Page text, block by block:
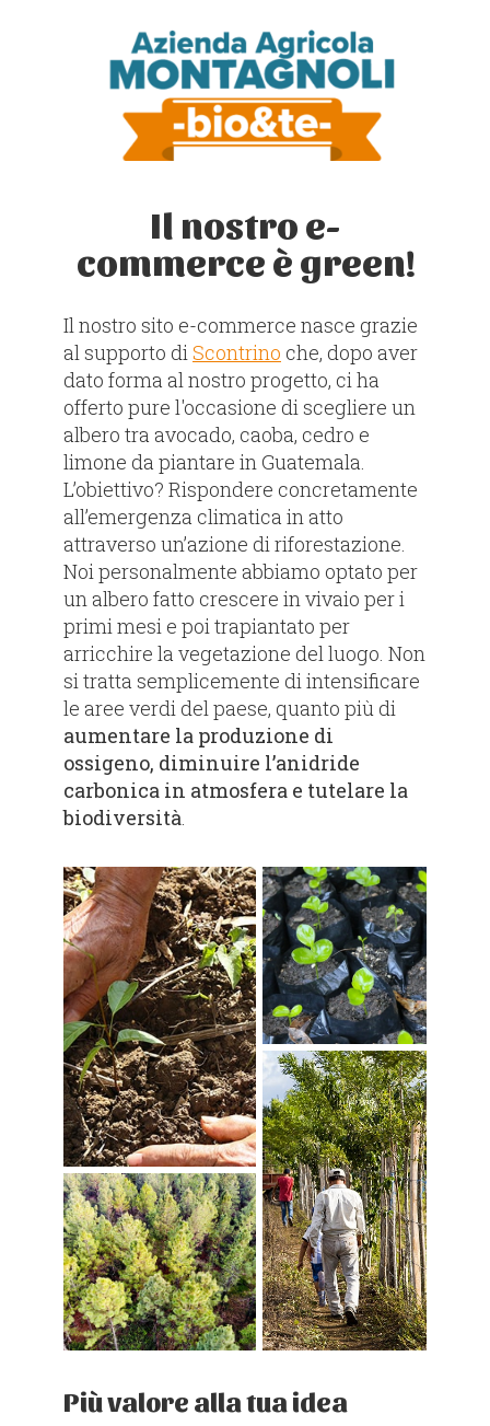
Il nostro e-
commerce è green!
Il nostro sito e-commerce nasce grazie
al supporto diScontrino che, dopo aver
dato forma al nostro progetto, ci ha
offerto pure l'occasione di scegliere un
albero tra avocado, caoba, cedro e
limone da piantare in Guatemala.
L’obiettivo? Rispondere concretamente
all’emergenza climatica in atto
attraverso un’azione di riforestazione.
Noi personalmente abbiamo optato per
un albero fatto crescere in vivaio per i
primi mesi e poi trapiantato per
arricchire la vegetazione del luogo. Non
si tratta semplicemente di intensificare
le aree verdi del paese, quanto più di
aumentare la produzione di
ossigeno, diminuire l’anidride
carbonica in atmosfera e tutelare la
biodiversità.
Più valore alla tua idea